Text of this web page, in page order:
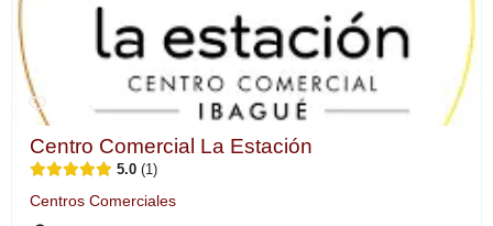
Centro Comercial La Estación
5.0 1
Centros Comerciales